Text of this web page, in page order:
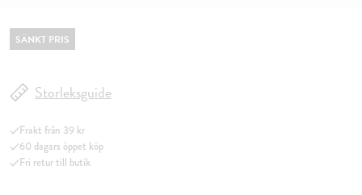
SÄNKT PRIS
Storleksguide
Frakt från 39 kr
60 dagars öppet köp
Fri retur till butik